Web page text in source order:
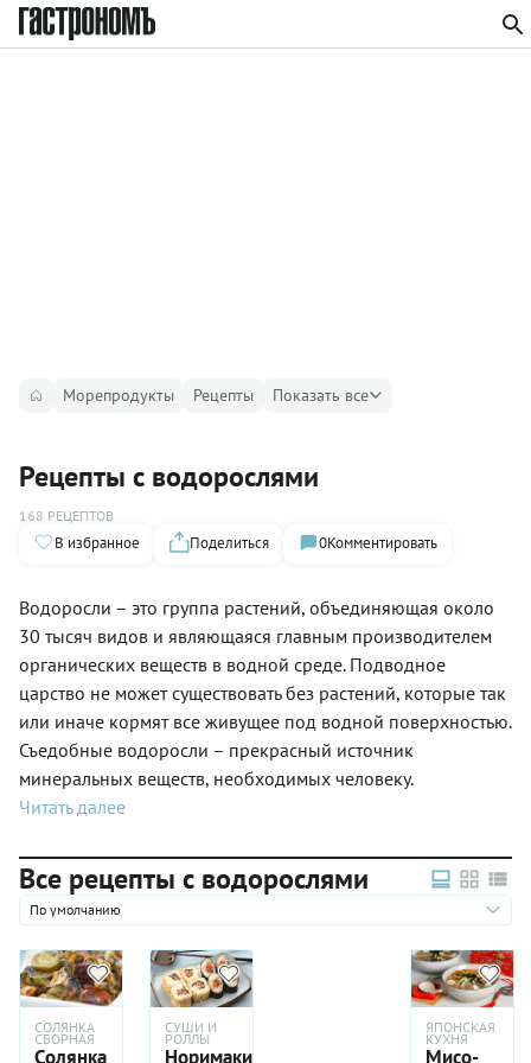
Морепродукты Рецепты Показать все
Рецепты с водорослями
168 РЕЦЕПТОВ
В избранное Поделиться 0Комментировать
Водоросли – это группа растений, объединяющая около
30 тысяч видов и являющаяся главным производителем
органических веществ в водной среде. Подводное
царство не может существовать без растений, которые так
или иначе кормят все живущее под водной поверхностью.
Съедобные водоросли – прекрасный источник
минеральных веществ, необходимых человеку.
Читать далее
Все рецепты с водорослями
По умолчанию
СОЛЯНКА
СБОРНАЯ
Солянка
СУШИ И
РОЛЛЫ
Норимаки
ЯПОНСКАЯ
КУХНЯ
Мисо-